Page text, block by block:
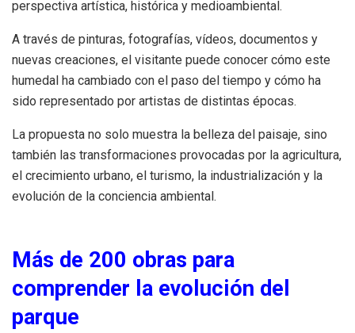
perspectiva artística, histórica y medioambiental.
A través de pinturas, fotografías, vídeos, documentos y
nuevas creaciones, el visitante puede conocer cómo este
humedal ha cambiado con el paso del tiempo y cómo ha
sido representado por artistas de distintas épocas.
La propuesta no solo muestra la belleza del paisaje, sino
también las transformaciones provocadas por la agricultura,
el crecimiento urbano, el turismo, la industrialización y la
evolución de la conciencia ambiental.
Más de 200 obras para
comprender la evolución del
parque